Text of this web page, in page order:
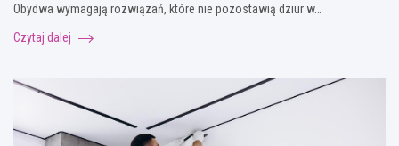
Obydwa wymagają rozwiązań, które nie pozostawią dziur w…
Czytaj dalej